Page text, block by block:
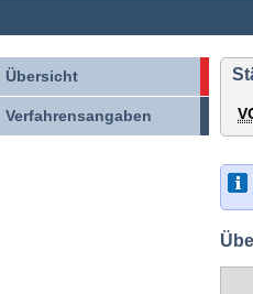
Übersicht
Verfahrensangaben